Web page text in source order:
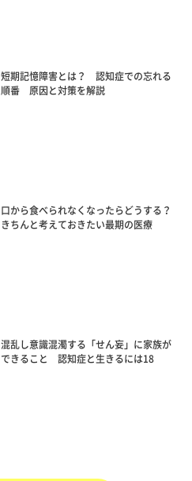
短期記憶障害とは？ 認知症での忘れる
順番 原因と対策を解説
口から食べられなくなったらどうする？
きちんと考えておきたい最期の医療
混乱し意識混濁する「せん妄」に家族が
できること 認知症と生きるには18